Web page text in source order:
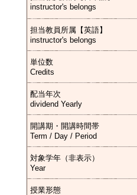
instructor's belongs
担当教員所属【英語】
instructor's belongs
単位数
Credits
配当年次
dividend Yearly
開講期・開講時間帯
Term / Day / Period
対象学年（非表示）
Year
授業形態